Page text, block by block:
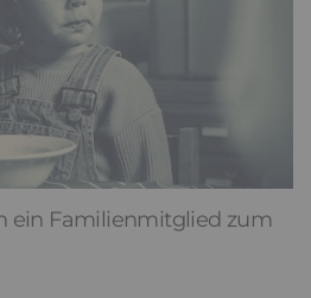
ein Familienmitglied zum